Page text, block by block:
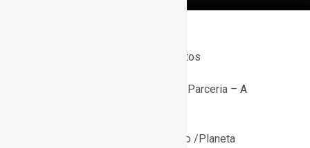
Do livro com CD: Cantar Juntos
© Associação Aprender em Parceria – A
Ilustração: Madalena Matoso /Planeta